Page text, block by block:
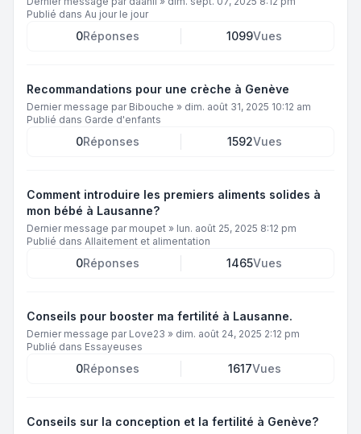
Publié dans Au jour le jour
0Réponses 1099Vues
Recommandations pour une crèche à Genève
Dernier message par Bibouche » dim. août 31, 2025 10:12 am
Publié dans Garde d'enfants
0Réponses 1592Vues
Comment introduire les premiers aliments solides à
mon bébé à Lausanne?
Dernier message par moupet » lun. août 25, 2025 8:12 pm
Publié dans Allaitement et alimentation
0Réponses 1465Vues
Conseils pour booster ma fertilité à Lausanne.
Dernier message par Love23 » dim. août 24, 2025 2:12 pm
Publié dans Essayeuses
0Réponses 1617Vues
Conseils sur la conception et la fertilité à Genève?